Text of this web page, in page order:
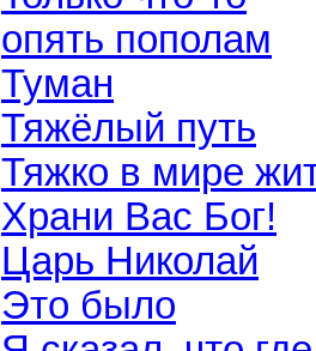
опять пополам
Туман
Тяжёлый путь
Тяжко в мире
Храни Вас Бог!
Царь Николай
Это было